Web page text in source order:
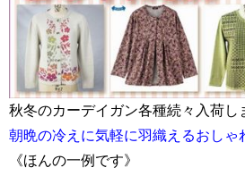
秋冬のカーデイガン各種続々入荷し
朝晩の冷えに気軽に羽織えるおしゃ
《ほんの一例です》